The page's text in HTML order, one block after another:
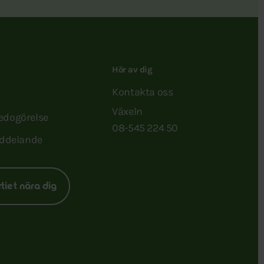
nära dig
Hör av dig
Kontakta oss
Växeln
08-545 224 50